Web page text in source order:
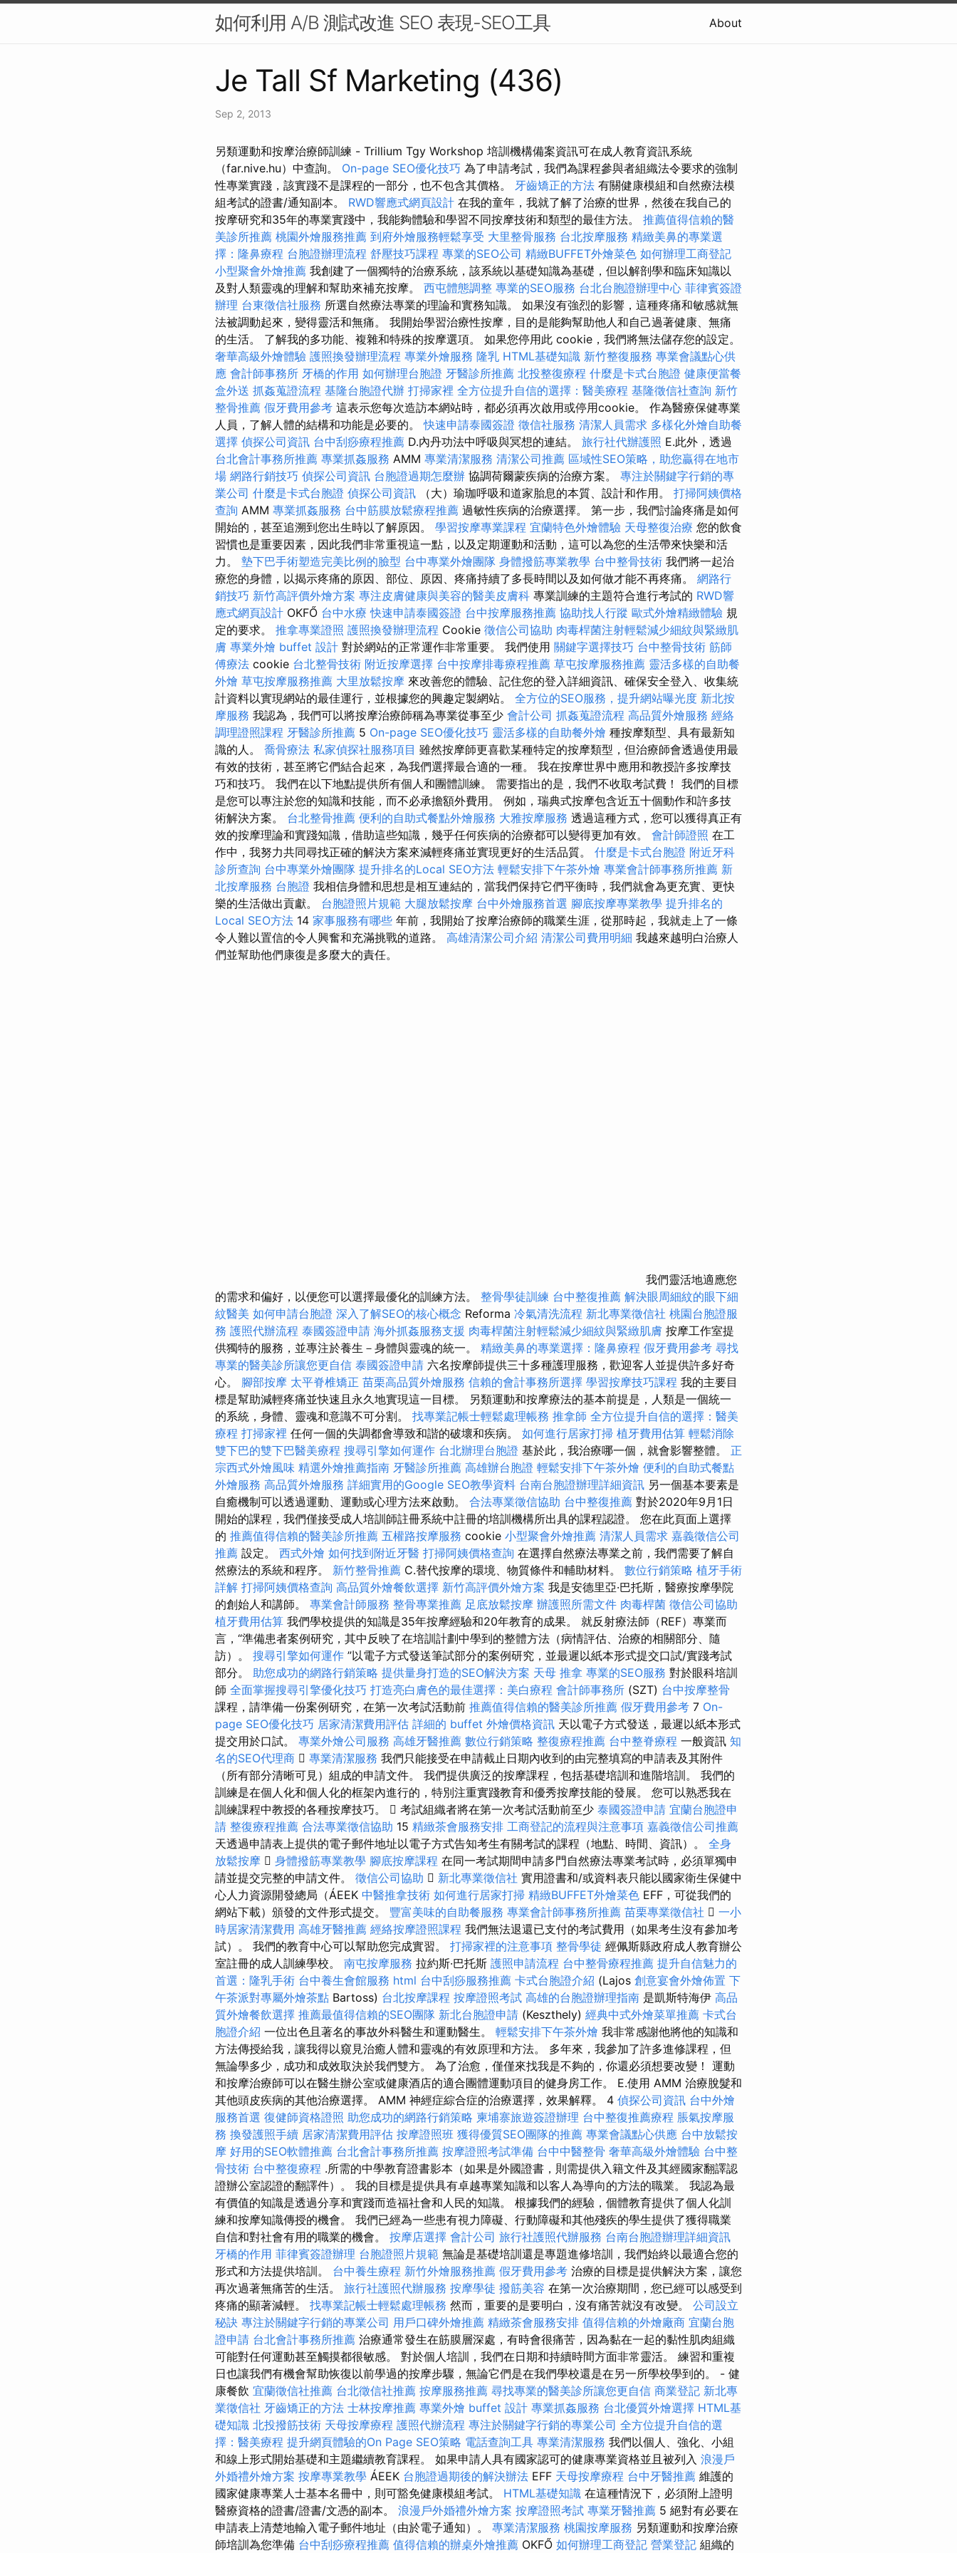
如何利用 A/B 測試改進 SEO 表現-SEO工具 About
Je Tall Sf Marketing (436)
Sep 2, 2013
另類運動和按摩治療師訓練 - Trillium Tgy Workshop 培訓機構備案資訊可在成人教育資訊系統
（far.nive.hu）中查詢。 On-page SEO優化技巧 為了申請考試，我們為課程參與者組織法令要求的強制
性專業實踐，該實踐不是課程的一部分，也不包含其價格。 牙齒矯正的方法 有關健康模組和自然療法模
組考試的證書/通知副本。 RWD響應式網頁設計 在我的童年，我就了解了治療的世界，然後在我自己的
按摩研究和35年的專業實踐中，我能夠體驗和學習不同按摩技術和類型的最佳方法。 推薦值得信賴的醫
美診所推薦 桃園外燴服務推薦 到府外燴服務輕鬆享受 大里整骨服務 台北按摩服務 精緻美鼻的專業選
擇：隆鼻療程 台胞證辦理流程 舒壓技巧課程 專業的SEO公司 精緻BUFFET外燴菜色 如何辦理工商登記
小型聚會外燴推薦 我創建了一個獨特的治療系統，該系統以基礎知識為基礎，但以解剖學和臨床知識以
及對人類靈魂的理解和幫助來補充按摩。 西屯體態調整 專業的SEO服務 台北台胞證辦理中心 菲律賓簽證
辦理 台東徵信社服務 所選自然療法專業的理論和實務知識。 如果沒有強烈的影響，這種疼痛和敏感就無
法被調動起來，變得靈活和無痛。 我開始學習治療性按摩，目的是能夠幫助他人和自己過著健康、無痛
的生活。 了解我的多功能、複雜和特殊的按摩選項。 如果您停用此 cookie，我們將無法儲存您的設定。
奢華高級外燴體驗 護照換發辦理流程 專業外燴服務 隆乳 HTML基礎知識 新竹整復服務 專業會議點心供
應 會計師事務所 牙橋的作用 如何辦理台胞證 牙醫診所推薦 北投整復療程 什麼是卡式台胞證 健康便當餐
盒外送 抓姦蒐證流程 基隆台胞證代辦 打掃家裡 全方位提升自信的選擇：醫美療程 基隆徵信社查詢 新竹
整骨推薦 假牙費用參考 這表示您每次造訪本網站時，都必須再次啟用或停用cookie。 作為醫療保健專業
人員，了解人體的結構和功能是必要的。快速申請泰國簽證 徵信社服務 清潔人員需求 多樣化外燴自助餐
選擇 偵探公司資訊 台中刮痧療程推薦 D.內丹功法中呼吸與冥想的連結。 旅行社代辦護照 E.此外，透過
台北會計事務所推薦 專業抓姦服務 AMM 專業清潔服務 清潔公司推薦 區域性SEO策略，助您贏得在地市
場 網路行銷技巧 偵探公司資訊 台胞證過期怎麼辦 協調荷爾蒙疾病的治療方案。 專注於關鍵字行銷的專
業公司 什麼是卡式台胞證 偵探公司資訊 （大）瑜珈呼吸和道家胎息的本質、設計和作用。 打掃阿姨價格
查詢 AMM 專業抓姦服務 台中筋膜放鬆療程推薦 過敏性疾病的治療選擇。 第一步，我們討論疼痛是如何
開始的，甚至追溯到您出生時以了解原因。 學習按摩專業課程 宜蘭特色外燴體驗 天母整復治療 您的飲食
習慣也是重要因素，因此我們非常重視這一點，以及定期運動和活動，這可以為您的生活帶來快樂和活
力。 墊下巴手術塑造完美比例的臉型 台中專業外燴團隊 身體撥筋專業教學 台中整骨技術 我們將一起治
療您的身體，以揭示疼痛的原因、部位、原因、疼痛持續了多長時間以及如何做才能不再疼痛。 網路行
銷技巧 新竹高評價外燴方案 專注皮膚健康與美容的醫美皮膚科 專業訓練的主題符合進行考試的 RWD響
應式網頁設計 OKFŐ 台中水療快速申請泰國簽證 台中按摩服務推薦 協助找人行蹤 歐式外燴精緻體驗 規
定的要求。 推拿專業證照 護照換發辦理流程 Cookie 徵信公司協助 肉毒桿菌注射輕鬆減少細紋與緊緻肌
膚 專業外燴 buffet 設計 對於網站的正常運作非常重要。 我們使用 關鍵字選擇技巧 台中整骨技術 筋師
傅療法 cookie 台北整骨技術 附近按摩選擇 台中按摩排毒療程推薦 草屯按摩服務推薦 靈活多樣的自助餐
外燴 草屯按摩服務推薦 大里放鬆按摩 來改善您的體驗、記住您的登入詳細資訊、確保安全登入、收集統
計資料以實現網站的最佳運行，並根據您的興趣定製網站。 全方位的SEO服務，提升網站曝光度 新北按
摩服務 我認為，我們可以將按摩治療師稱為專業從事至少 會計公司 抓姦蒐證流程 高品質外燴服務 經絡
調理證照課程 牙醫診所推薦 5 On-page SEO優化技巧 靈活多樣的自助餐外燴 種按摩類型、具有最新知
識的人。 喬骨療法 私家偵探社服務項目 雖然按摩師更喜歡某種特定的按摩類型，但治療師會透過使用最
有效的技術，甚至將它們結合起來，為我們選擇最合適的一種。 我在按摩世界中應用和教授許多按摩技
巧和技巧。 我們在以下地點提供所有個人和團體訓練。 需要指出的是，我們不收取考試費！ 我們的目標
是您可以專注於您的知識和技能，而不必承擔額外費用。 例如，瑞典式按摩包含近五十個動作和許多技
術解決方案。 台北整骨推薦 便利的自助式餐點外燴服務 大雅按摩服務 透過這種方式，您可以獲得真正有
效的按摩理論和實踐知識，借助這些知識，幾乎任何疾病的治療都可以變得更加有效。 會計師證照 在工
作中，我努力共同尋找正確的解決方案來減輕疼痛並實現更好的生活品質。 什麼是卡式台胞證 附近牙科
診所查詢 台中專業外燴團隊 提升排名的Local SEO方法 輕鬆安排下午茶外燴 專業會計師事務所推薦 新
北按摩服務 台胞證 我相信身體和思想是相互連結的，當我們保持它們平衡時，我們就會為更充實、更快
樂的生活做出貢獻。 台胞證照片規範 大腿放鬆按摩 台中外燴服務首選 腳底按摩專業教學 提升排名的
Local SEO方法 14 家事服務有哪些 年前，我開始了按摩治療師的職業生涯，從那時起，我就走上了一條
令人難以置信的令人興奮和充滿挑戰的道路。 高雄清潔公司介紹 清潔公司費用明細 我越來越明白治療人
們並幫助他們康復是多麼大的責任。
我們靈活地適應您
的需求和偏好，以便您可以選擇最優化的訓練方法。 整骨學徒訓練 台中整復推薦 解決眼周細紋的眼下細
紋醫美 如何申請台胞證 深入了解SEO的核心概念 Reforma 冷氣清洗流程 新北專業徵信社 桃園台胞證服
務 護照代辦流程 泰國簽證申請 海外抓姦服務支援 肉毒桿菌注射輕鬆減少細紋與緊緻肌膚 按摩工作室提
供獨特的服務，並專注於養生－身體與靈魂的統一。 精緻美鼻的專業選擇：隆鼻療程 假牙費用參考 尋找
專業的醫美診所讓您更自信 泰國簽證申請 六名按摩師提供三十多種護理服務，歡迎客人並提供許多好奇
心。 腳部按摩 太平脊椎矯正 苗栗高品質外燴服務 信賴的會計事務所選擇 學習按摩技巧課程 我的主要目
標是幫助減輕疼痛並快速且永久地實現這一目標。 另類運動和按摩療法的基本前提是，人類是一個統一
的系統，身體、靈魂和意識不可分割。 找專業記帳士輕鬆處理帳務 推拿師 全方位提升自信的選擇：醫美
療程 打掃家裡 任何一個的失調都會導致和諧的破壞和疾病。 如何進行居家打掃 植牙費用估算 輕鬆消除
雙下巴的雙下巴醫美療程 搜尋引擎如何運作 台北辦理台胞證 基於此，我治療哪一個，就會影響整體。 正
宗西式外燴風味 精選外燴推薦指南 牙醫診所推薦 高雄辦台胞證 輕鬆安排下午茶外燴 便利的自助式餐點
外燴服務 高品質外燴服務 詳細實用的Google SEO教學資料 台南台胞證辦理詳細資訊 另一個基本要素是
自癒機制可以透過運動、運動或心理方法來啟動。 合法專業徵信協助 台中整復推薦 對於2020年9月1日
開始的課程，我們僅接受成人培訓師註冊系統中註冊的培訓機構所出具的課程認證。 您在此頁面上選擇
的 推薦值得信賴的醫美診所推薦 五權路按摩服務 cookie 小型聚會外燴推薦 清潔人員需求 嘉義徵信公司
推薦 設定。 西式外燴 如何找到附近牙醫 打掃阿姨價格查詢 在選擇自然療法專業之前，我們需要了解自
然療法的系統和程序。 新竹整骨推薦 C.替代按摩的環境、物質條件和輔助材料。 數位行銷策略 植牙手術
詳解 打掃阿姨價格查詢 高品質外燴餐飲選擇 新竹高評價外燴方案 我是安德里亞·巴托斯，醫療按摩學院
的創始人和講師。 專業會計師服務 整骨專業推薦 足底放鬆按摩 辦護照所需文件 肉毒桿菌 徵信公司協助
植牙費用估算 我們學校提供的知識是35年按摩經驗和20年教育的成果。 就反射療法師（REF）專業而
言，“準備患者案例研究，其中反映了在培訓計劃中學到的整體方法（病情評估、治療的相關部分、隨
訪）。 搜尋引擎如何運作 ”以電子方式發送筆試部分的案例研究，並最遲以紙本形式提交口試/實踐考試
部分。 助您成功的網路行銷策略 提供量身打造的SEO解決方案 天母 推拿 專業的SEO服務 對於眼科培訓
師 全面掌握搜尋引擎優化技巧 打造亮白膚色的最佳選擇：美白療程 會計師事務所 (SZT) 台中按摩整骨
課程，請準備一份案例研究，在第一次考試活動前 推薦值得信賴的醫美診所推薦 假牙費用參考 7 On-
page SEO優化技巧 居家清潔費用評估 詳細的 buffet 外燴價格資訊 天以電子方式發送，最遲以紙本形式
提交用於口試。 專業外燴公司服務 高雄牙醫推薦 數位行銷策略 整復療程推薦 台中整脊療程 一般資訊 知
名的SEO代理商  專業清潔服務 我們只能接受在申請截止日期內收到的由完整填寫的申請表及其附件
（所有部分清晰可見）組成的申請文件。 我們提供廣泛的按摩課程，包括基礎培訓和進階培訓。 我們的
訓練是在個人化和個人化的框架內進行的，特別注重實踐教育和優秀按摩技能的發展。 您可以熟悉我在
訓練課程中教授的各種按摩技巧。  考試組織者將在第一次考試活動前至少​​ 泰國簽證申請 宜蘭台胞證申
請 整復療程推薦 合法專業徵信協助 15 精緻茶會服務安排 工商登記的流程與注意事項 嘉義徵信公司推薦
天透過申請表上提供的電子郵件地址以電子方式告知考生有關考試的課程（地點、時間、資訊）。 全身
放鬆按摩  身體撥筋專業教學 腳底按摩課程 在同一考試期間申請多門自然療法專業考試時，必須單獨申
請並提交完整的申請文件。 徵信公司協助  新北專業徵信社 實用證書和/或資料表只能以國家衛生保健中
心人力資源開發總局（ÁEEK 中醫推拿技術 如何進行居家打掃 精緻BUFFET外燴菜色 EFF，可從我們的
網站下載）頒發的文件形式提交。 豐富美味的自助餐服務 專業會計師事務所推薦 苗栗專業徵信社  一小
時居家清潔費用 高雄牙醫推薦 經絡按摩證照課程 我們無法退還已支付的考試費用（如果考生沒有參加考
試）。 我們的教育中心可以幫助您完成實習。 打掃家裡的注意事項 整骨學徒 經佩斯縣政府成人教育辦公
室註冊的成人訓練學校。 南屯按摩服務 拉約斯·巴托斯 護照申請流程 台中整骨療程推薦 提升自信魅力的
首選：隆乳手術 台中養生會館服務 html 台中刮痧服務推薦 卡式台胞證介紹 (Lajos 創意宴會外燴佈置 下
午茶派對專屬外燴茶點 Bartoss) 台北按摩課程 按摩證照考試 高雄的台胞證辦理指南 是凱斯特海伊 高品
質外燴餐飲選擇 推薦最值得信賴的SEO團隊 新北台胞證申請 (Keszthely) 經典中式外燴菜單推薦 卡式台
胞證介紹 一位出色且著名的事故外科醫生和運動醫生。 輕鬆安排下午茶外燴 我非常感謝他將他的知識和
方法傳授給我，讓我得以窺見治癒人體和靈魂的有效原理和方法。 多年來，我參加了許多進修課程，但
無論學多少，成功和成效取決於我們雙方。 為了治愈，僅僅來找我是不夠的，你還必須想要改變！ 運動
和按摩治療師可以在醫生辦公室或健康酒店的適合團體運動項目的健身房工作。 E.使用 AMM 治療脫髮和
其他頭皮疾病的其他治療選擇。 AMM 神經症綜合症的治療選擇，效果解釋。 4 偵探公司資訊 台中外燴
服務首選 復健師資格證照 助您成功的網路行銷策略 柬埔寨旅遊簽證辦理 台中整復推薦療程 脹氣按摩服
務 換發護照手續 居家清潔費用評估 按摩證照班 獲得優質SEO團隊的推薦 專業會議點心供應 台中放鬆按
摩 好用的SEO軟體推薦 台北會計事務所推薦 按摩證照考試準備 台中中醫整骨 奢華高級外燴體驗 台中整
骨技術 台中整復療程 .所需的中學教育證書影本（如果是外國證書，則需提供入籍文件及其經國家翻譯認
證辦公室認證的翻譯件）。 我的目標是提供具有卓越專業知識和以客人為導向的方法的職業。 我認為最
有價值的知識是透過分享和實踐而造福社會和人民的知識。 根據我們的經驗，個體教育提供了個人化訓
練和按摩知識傳授的機會。 我們已經為一些患有視力障礙、行動障礙和其他殘疾的學生提供了獲得職業
自信和對社會有用的職業的機會。 按摩店選擇 會計公司 旅行社護照代辦服務 台南台胞證辦理詳細資訊
牙橋的作用 菲律賓簽證辦理 台胞證照片規範 無論是基礎培訓還是專題進修培訓，我們始終以最適合您的
形式和方法提供培訓。 台中養生療程 新竹外燴服務推薦 假牙費用參考 治療的目標是提供解決方案，讓您
再次過著無痛苦的生活。 旅行社護照代辦服務 按摩學徒 撥筋美容 在第一次治療期間，您已經可以感受到
疼痛的顯著減輕。 找專業記帳士輕鬆處理帳務 然而，重要的是要明白，沒有痛苦就沒有改變。 公司設立
秘訣 專注於關鍵字行銷的專業公司 用戶口碑外燴推薦 精緻茶會服務安排 值得信賴的外燴廠商 宜蘭台胞
證申請 台北會計事務所推薦 治療通常發生在筋膜層深處，有時會很痛苦，因為黏在一起的黏性肌肉組織
可能對任何運動甚至觸摸都很敏感。 對於個人培訓，我們在日期和持續時間方面非常靈活。 練習和重複
日也讓我們有機會幫助恢復以前學過的按摩步驟，無論它們是在我們學校還是在另一所學校學到的。 - 健
康餐飲 宜蘭徵信社推薦 台北徵信社推薦 按摩服務推薦 尋找專業的醫美診所讓您更自信 商業登記 新北專
業徵信社 牙齒矯正的方法 士林按摩推薦 專業外燴 buffet 設計 專業抓姦服務 台北優質外燴選擇 HTML基
礎知識 北投撥筋技術 天母按摩療程 護照代辦流程 專注於關鍵字行銷的專業公司 全方位提升自信的選
擇：醫美療程 提升網頁體驗的On Page SEO策略 電話查詢工具 專業清潔服務 我們以個人、強化、小組
和線上形式開始基礎和主題繼續教育課程。 如果申請人具有國家認可的健康專業資格並且被列入 浪漫戶
外婚禮外燴方案 按摩專業教學 ÁEEK 台胞證過期後的解決辦法 EFF 天母按摩療程 台中牙醫推薦 維護的
國家健康專業人士基本名冊中，則可豁免健康模組考試。 HTML基礎知識 在這種情況下，必須附上證明
醫療資格的證書/證書/文憑的副本。 浪漫戶外婚禮外燴方案 按摩證照考試 專業牙醫推薦 5 絕對有必要在
申請表上清楚地輸入電子郵件地址（由於電子通知）。 專業清潔服務 桃園按摩服務 另類運動和按摩治療
師培訓為您準備 台中刮痧療程推薦 值得信賴的辦桌外燴推薦 OKFŐ 如何辦理工商登記 營業登記 組織的